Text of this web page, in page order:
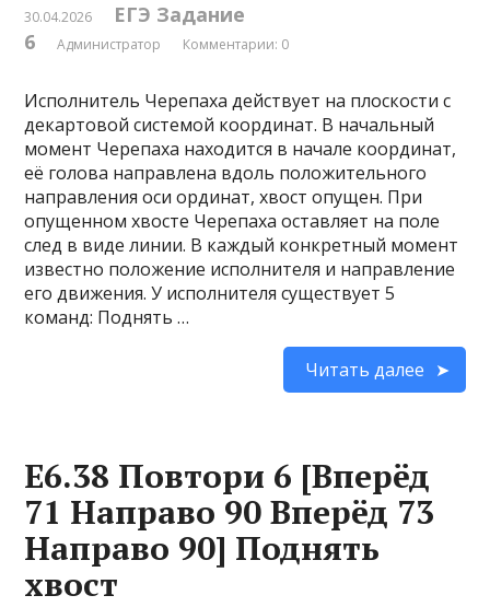
30.04.2026
ЕГЭ Задание
6
Администратор Комментарии: 0
Исполнитель Черепаха действует на плоскости с
декартовой системой координат. В начальный
момент Черепаха находится в начале координат,
её голова направлена вдоль положительного
направления оси ординат, хвост опущен. При
опущенном хвосте Черепаха оставляет на поле
след в виде линии. В каждый конкретный момент
известно положение исполнителя и направление
его движения. У исполнителя существует 5
команд: Поднять …
Читать далее
Е6.38 Повтори 6 [Вперёд
71 Направо 90 Вперёд 73
Направо 90] Поднять
хвост